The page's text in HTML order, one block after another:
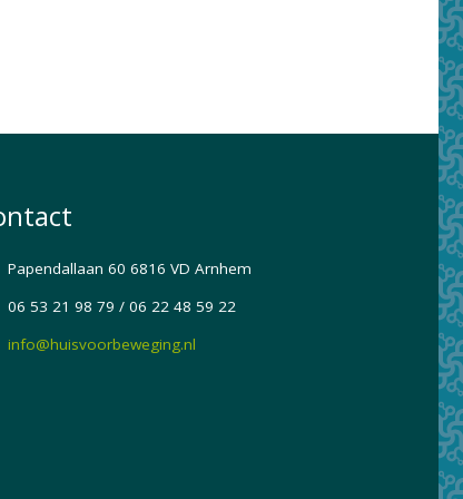
Papendallaan 60 6816 VD Arnhem
06 53 21 98 79 / 06 22 48 59 22
info@huisvoorbeweging.nl